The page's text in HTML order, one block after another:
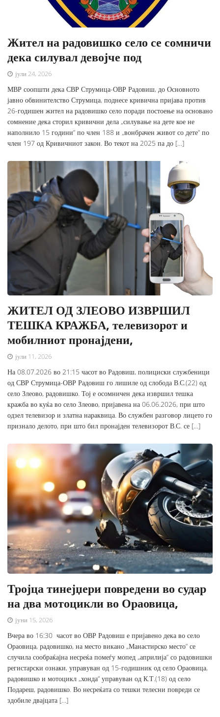
Жител на радовишко село се сомничи
дека силувал девојче под
јули 24, 2026
МВР соопшти дека СВР Струмица-ОВР Радовиш, до Основното
јавно обвинителство Струмица, поднесе кривична пријава против
26-годишен жител на радовишко село поради постоење на основано
сомнение дека сторил кривични дела „силување на дете кое не
наполнило 15 години“ по член 188 и „вонбрачен живот со дете“ по
член 197 од Кривичниот закон. Во текот на 2025 па до […]
ЖИТЕЛ ОД ЗЛЕОВО ИЗВРШИЛ
ТЕШКА КРАЖБА, телевизорот и
мобилниот пронајдени,
јули 11, 2026
На 08.07.2026 во 21:15 часот во Радовиш, полициски службеници
од СВР Струмица-ОВР Радовиш го лишиле од слобода В.С.(22) од
село Злеово, радовишко. Тој е осомничен дека извршил тешка
кражба во куќа во село Злеово, пријавена на 06.06.2026, при што
одзел телевизор и златна нараквица. Во службен разговор лицето го
признало делото, при што бил пронајден телевизорот В.С. се […]
Тројца тинејџери повредени во судар
на два мотоцикли во Ораовица,
јуни 15, 2026
Вчера во 16:30 часот во ОВР Радовиш е пријавено дека во село
Ораовица, радовишко, на место викано „Манастирско место“ се
случила сообраќајна несреќа помеѓу мопед „априлија“ со радовишки
регистарски ознаки, управуван од 15-годишник од село Ораовица,
радовишко и мотоцикл „хонда“ управуван од К.Т.(18) од село
Подареш, радовишко. Во несреќата со тешки телесни повреди се
здобиле двајцата […]